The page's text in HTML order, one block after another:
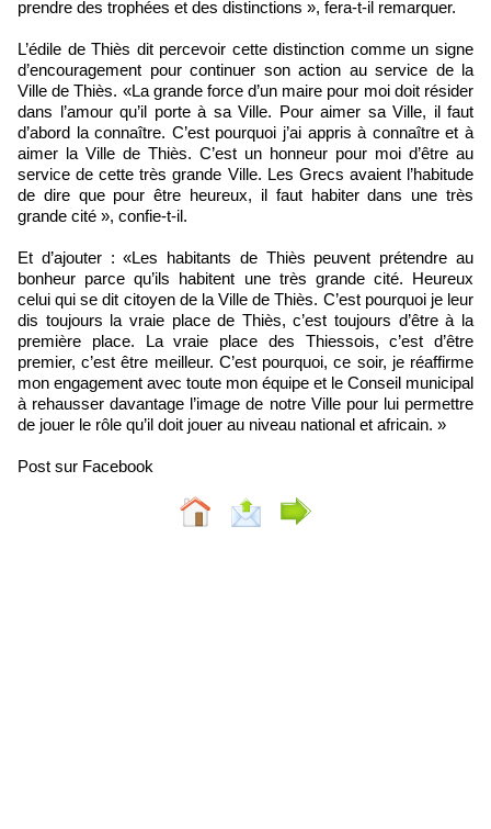
prendre des trophées et des distinctions », fera-t-il remarquer.
L’édile de Thiès dit percevoir cette distinction comme un signe
d’encouragement pour continuer son action au service de la
Ville de Thiès. «La grande force d’un maire pour moi doit résider
dans l’amour qu’il porte à sa Ville. Pour aimer sa Ville, il faut
d’abord la connaître. C’est pourquoi j’ai appris à connaître et à
aimer la Ville de Thiès. C’est un honneur pour moi d’être au
service de cette très grande Ville. Les Grecs avaient l’habitude
de dire que pour être heureux, il faut habiter dans une très
grande cité », confie-t-il.
Et d’ajouter : «Les habitants de Thiès peuvent prétendre au
bonheur parce qu’ils habitent une très grande cité. Heureux
celui qui se dit citoyen de la Ville de Thiès. C’est pourquoi je leur
dis toujours la vraie place de Thiès, c’est toujours d’être à la
première place. La vraie place des Thiessois, c’est d’être
premier, c’est être meilleur. C’est pourquoi, ce soir, je réaffirme
mon engagement avec toute mon équipe et le Conseil municipal
à rehausser davantage l’image de notre Ville pour lui permettre
de jouer le rôle qu’il doit jouer au niveau national et africain. »
Post sur Facebook